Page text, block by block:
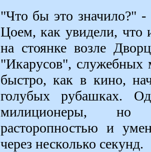
"Что бы это значило?"
Цоем, как увидели, что
на стоянке возле
"Икарусов",
быстро, как в кино,
голубых рубашках.
милиционеры, но
расторопностью и
через несколько секунд.